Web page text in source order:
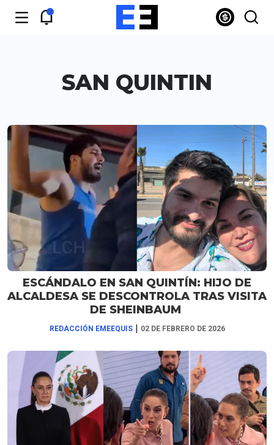
SAN QUINTIN
ESCÁNDALO EN SAN QUINTÍN: HIJO DE
ALCALDESA SE DESCONTROLA TRAS VISITA
DE SHEINBAUM
REDACCIÓN EMEEQUIS | 02 DE FEBRERO DE 2026